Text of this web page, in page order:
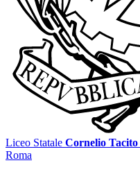
Liceo Statale Cornelio Tacito
Roma